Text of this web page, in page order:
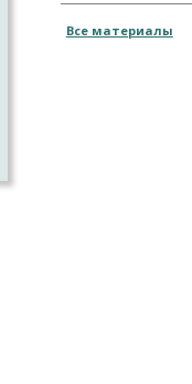
Все материалы